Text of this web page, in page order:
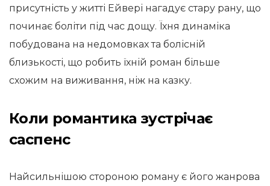
присутність у житті Ейвері нагадує стару рану, що
починає боліти під час дощу. Їхня динаміка
побудована на недомовках та болісній
близькості, що робить їхній роман більше
схожим на виживання, ніж на казку.
Коли романтика зустрічає
саспенс
Найсильнішою стороною роману є його жанрова